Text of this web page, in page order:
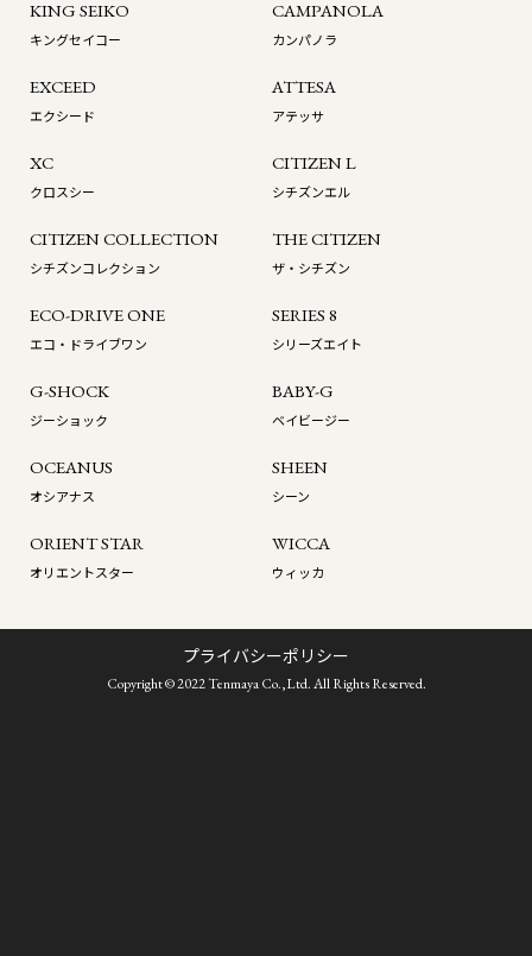
KING SEIKO
キングセイコー
CAMPANOLA
カンパノラ
EXCEED
エクシード
ATTESA
アテッサ
XC
クロスシー
CITIZEN L
シチズンエル
CITIZEN COLLECTION
シチズンコレクション
THE CITIZEN
ザ・シチズン
ECO-DRIVE ONE
エコ・ドライブワン
SERIES 8
シリーズエイト
G-SHOCK
ジーショック
BABY-G
ベイビージー
OCEANUS
オシアナス
SHEEN
シーン
ORIENT STAR
オリエントスター
WICCA
ウィッカ
プライバシーポリシー
Copyright © 2022 Tenmaya Co.,Ltd. All Rights Reserved.